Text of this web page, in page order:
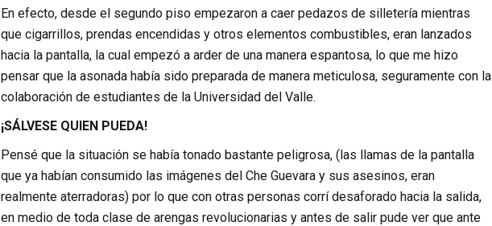
En efecto, desde el segundo piso empezaron a caer pedazos de silletería mientras
que cigarrillos, prendas encendidas y otros elementos combustibles, eran lanzados
hacia la pantalla, la cual empezó a arder de una manera espantosa, lo que me hizo
pensar que la asonada había sido preparada de manera meticulosa, seguramente con la
colaboración de estudiantes de la Universidad del Valle.
¡SÁLVESE QUIEN PUEDA!
Pensé que la situación se había tonado bastante peligrosa, (las llamas de la pantalla
que ya habían consumido las imágenes del Che Guevara y sus asesinos, eran
realmente aterradoras) por lo que con otras personas corrí desaforado hacia la salida,
en medio de toda clase de arengas revolucionarias y antes de salir pude ver que ante